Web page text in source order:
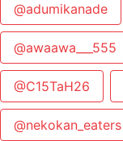
@adumikanade
@awaawa___555
@C15TaH26
@nekokan_eaters